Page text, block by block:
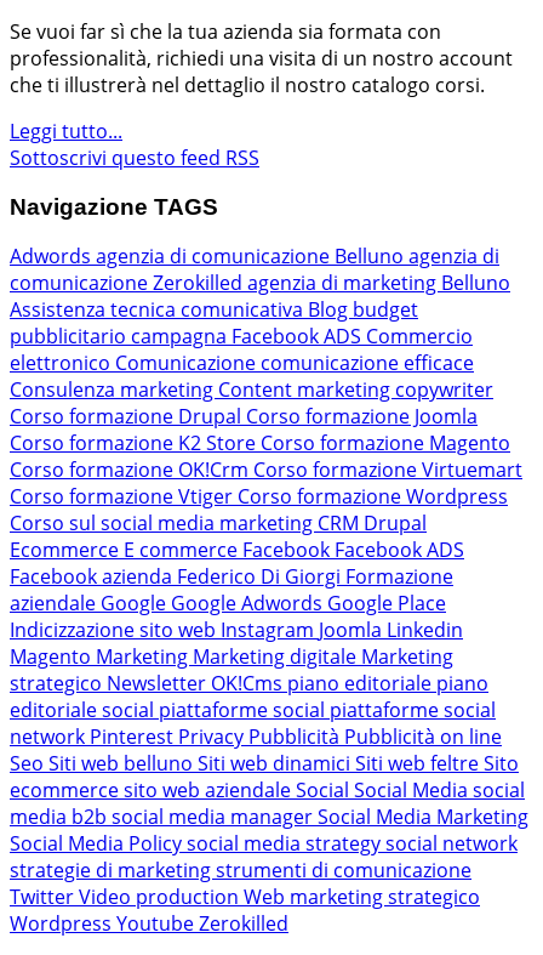
Se vuoi far sì che la tua azienda sia formata con
professionalità, richiedi una visita di un nostro account
che ti illustrerà nel dettaglio il nostro catalogo corsi.
Leggi tutto...
Sottoscrivi questo feed RSS
Navigazione TAGS
Adwords agenzia di comunicazione Belluno agenzia di
comunicazione Zerokilled agenzia di marketing Belluno
Assistenza tecnica comunicativa Blog budget
pubblicitario campagna Facebook ADS Commercio
elettronico Comunicazione comunicazione efficace
Consulenza marketing Content marketing copywriter
Corso formazione Drupal Corso formazione Joomla
Corso formazione K2 Store Corso formazione Magento
Corso formazione OK!Crm Corso formazione Virtuemart
Corso formazione Vtiger Corso formazione Wordpress
Corso sul social media marketing CRM Drupal
Ecommerce E commerce Facebook Facebook ADS
Facebook azienda Federico Di Giorgi Formazione
aziendale Google Google Adwords Google Place
Indicizzazione sito web Instagram Joomla Linkedin
Magento Marketing Marketing digitale Marketing
strategico Newsletter OK!Cms piano editoriale piano
editoriale social piattaforme social piattaforme social
network Pinterest Privacy Pubblicità Pubblicità on line
Seo Siti web belluno Siti web dinamici Siti web feltreSito
ecommercesito web aziendaleSocial Social Media social
media b2b social media managerSocial Media Marketing
Social Media Policysocial media strategysocial network
strategie di marketingstrumenti di comunicazione
TwitterVideo production Web marketing strategico
Wordpress YoutubeZerokilled